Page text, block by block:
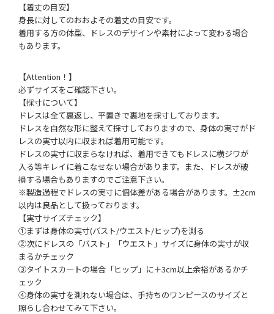
【着丈の目安】
身長に対してのおおよその着丈の目安です。
着用する方の体型、ドレスのデザインや素材によって変わる場合
もあります。
【Attention！】
必ずサイズをご確認下さい。
【採寸について】
ドレスは全て裏返し、平置きで裏地を採寸しております。
ドレスを自然な形に整えて採寸しておりますので、身体の実寸がド
レスの実寸以内に収まれば着用可能です。
ドレスの実寸に収まらなければ、着用できてもドレスに横ジワが
入る等キレイに着こなせない場合があります。また、ドレスが破
損する場合もありますのでご注意下さい。
※製造過程でドレスの実寸に個体差がある場合があります。±2cm
以内は良品として扱っております。
【実寸サイズチェック】
①まずは身体の実寸(バスト/ウエスト/ヒップ)を測る
②次にドレスの「バスト」「ウエスト」サイズに身体の実寸が収
まるかチェック
③タイトスカートの場合「ヒップ」に＋3cm以上余裕があるかチ
ェック
④身体の実寸を測れない場合は、手持ちのワンピースのサイズと
照らし合わせてみて下さい。